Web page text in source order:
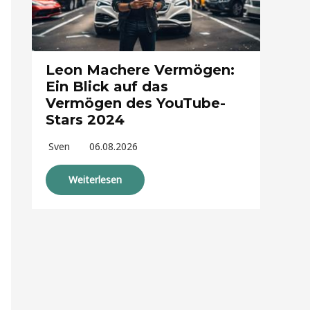
Leon Machere Vermögen:
Ein Blick auf das
Vermögen des YouTube-
Stars 2024
Sven 06.08.2026
Weiterlesen